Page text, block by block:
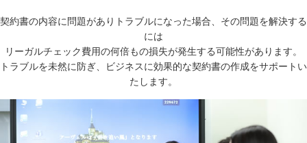
契約書の内容に問題がありトラブルになった場合、その問題を解決する
には
リーガルチェック費用の何倍もの損失が発生する可能性があります。
トラブルを未然に防ぎ、ビジネスに効果的な契約書の作成をサポートい
たします。